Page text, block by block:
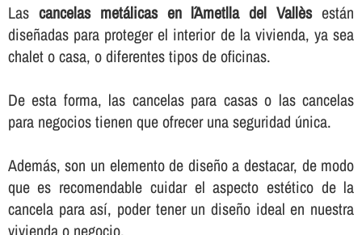
Las cancelas metálicas en l´Ametlla del Vallèsestán
diseñadas para proteger el interior de la vivienda, ya sea
chalet o casa, o diferentes tipos de oficinas.
De esta forma, las cancelas para casas o las cancelas
para negocios tienen que ofrecer una seguridad única.
Además, son un elemento de diseño a destacar, de modo
que es recomendable cuidar el aspecto estético de la
cancela para así­, poder tener un diseño ideal en nuestra
vivienda o negocio.